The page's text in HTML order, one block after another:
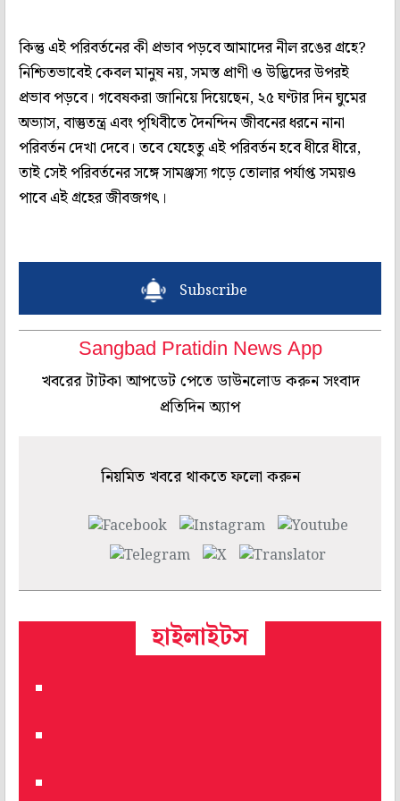
কিন্তু এই পরিবর্তনের কী প্রভাব পড়বে আমাদের নীল রঙের গ্রহে?
নিশ্চিতভাবেই কেবল মানুষ নয়, সমস্ত প্রাণী ও উদ্ভিদের উপরই
প্রভাব পড়বে। গবেষকরা জানিয়ে দিয়েছেন, ২৫ ঘণ্টার দিন ঘুমের
অভ্যাস, বাস্তুতন্ত্র এবং পৃথিবীতে দৈনন্দিন জীবনের ধরনে নানা
পরিবর্তন দেখা দেবে। তবে যেহেতু এই পরিবর্তন হবে ধীরে ধীরে,
তাই সেই পরিবর্তনের সঙ্গে সামঞ্জস্য গড়ে তোলার পর্যাপ্ত সময়ও
পাবে এই গ্রহের জীবজগৎ।
Subscribe
Sangbad Pratidin News App
খবরের টাটকা আপডেট পেতে ডাউনলোড করুন সংবাদ
প্রতিদিন অ্যাপ
নিয়মিত খবরে থাকতে ফলো করুন
হাইলাইটস